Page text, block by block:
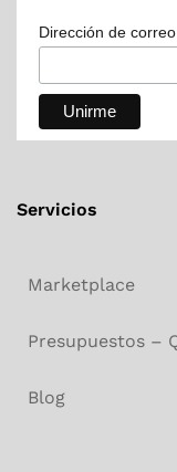
Dirección de
Servicios
Marketplace
Presupuestos –
Blog